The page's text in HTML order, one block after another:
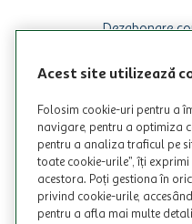
Dezabonare
Acest site utilizează
Folosim cookie-uri pentru a
navigare, pentru a optimiza
pentru a analiza traficul pe
toate cookie-urile”, îți
acestora. Poți gestiona în
privind cookie-urile,
pentru a afla mai multe